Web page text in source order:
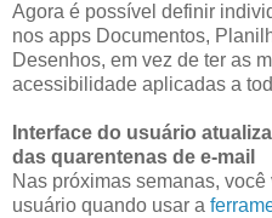
Agora é possível definir
nos apps Documentos,
Desenhos, em vez de ter as
acessibilidade aplicadas a
Interface do usuário
das quarentenas de e-mail
Nas próximas semanas,
usuário quando usar a